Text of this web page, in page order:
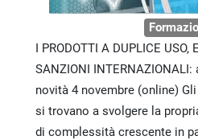
I PRODOTTI A DUPLICE USO,
SANZIONI
novità 4 novembre (online)
si trovano a svolgere la
di complessità crescente in